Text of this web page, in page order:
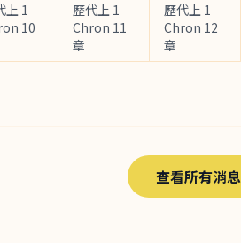
上 1
10
歷代上 1
Chron 11
章
歷代上 1
Chron 12
章
查看所有消息